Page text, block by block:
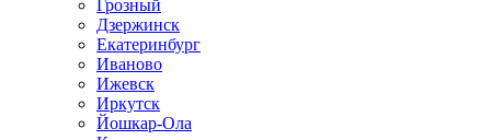
Грозный
Дзержинск
Екатеринбург
Иваново
Ижевск
Иркутск
Йошкар-Ола